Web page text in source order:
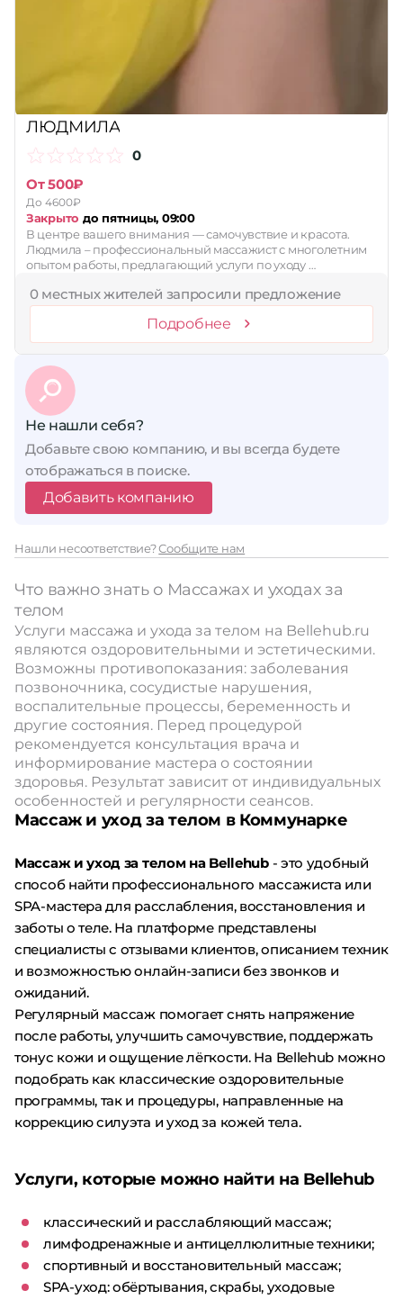
Принимает сертификаты
Применить
ЛЮДМИЛА
0
От 500₽
До 4600₽
Закрыто до пятницы, 09:00
В центре вашего внимания — самочувствие и красота.
Людмила – профессиональный массажист с многолетним
опытом работы, предлагающий услуги по уходу …
0 местных жителей запросили предложение
Подробнее
Не нашли себя?
Добавьте свою компанию, и вы всегда будете
отображаться в поиске.
Добавить компанию
Нашли несоответствие?Сообщите нам
Что важно знать о Массажах и уходах за
телом
Услуги массажа и ухода за телом на Bellehub.ru
являются оздоровительными и эстетическими.
Возможны противопоказания: заболевания
позвоночника, сосудистые нарушения,
воспалительные процессы, беременность и
другие состояния. Перед процедурой
рекомендуется консультация врача и
информирование мастера о состоянии
здоровья. Результат зависит от индивидуальных
особенностей и регулярности сеансов.
Массаж и уход за телом в Коммунарке
Массаж и уход за телом на Bellehub- это удобный
способ найти профессионального массажиста или
SPA-мастера для расслабления, восстановления и
заботы о теле. На платформе представлены
специалисты с отзывами клиентов, описанием техник
и возможностью онлайн-записи без звонков и
ожиданий.
Регулярный массаж помогает снять напряжение
после работы, улучшить самочувствие, поддержать
тонус кожи и ощущение лёгкости. На Bellehub можно
подобрать как классические оздоровительные
программы, так и процедуры, направленные на
коррекцию силуэта и уход за кожей тела.
Услуги, которые можно найти на Bellehub
классический и расслабляющий массаж;
лимфодренажные и антицеллюлитные техники;
спортивный и восстановительный массаж;
SPA-уход: обёртывания, скрабы, уходовые